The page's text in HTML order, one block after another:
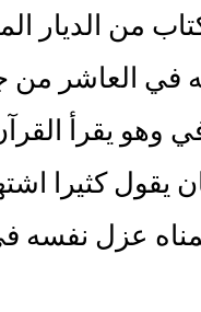
من الديار
في العاشر
وهو يقرأ
يقول كثيرا
عزل نفسه